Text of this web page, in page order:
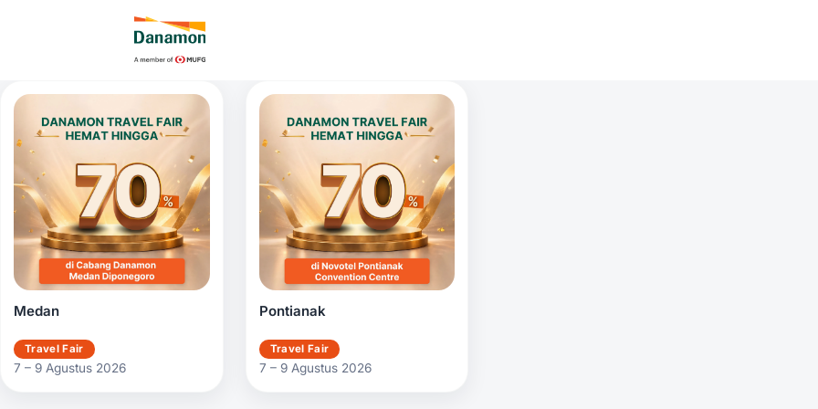
Medan
Travel Fair
7 – 9 Agustus 2026
Pontianak
Travel Fair
7 – 9 Agustus 2026